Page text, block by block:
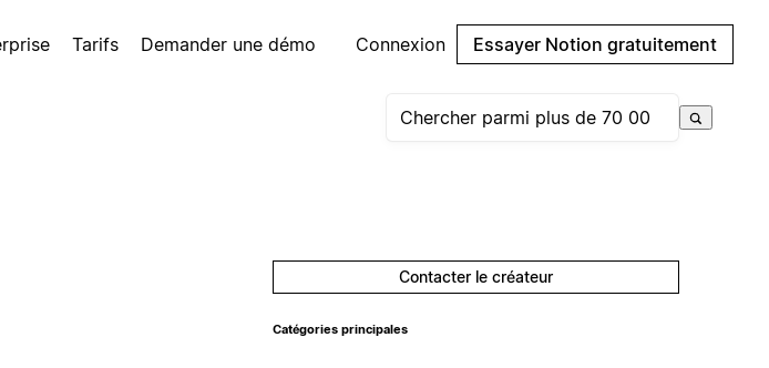
Tarifs Demander une démo Connexion Essayer Notion gratuitement
Contacter le créateur
Catégories principales